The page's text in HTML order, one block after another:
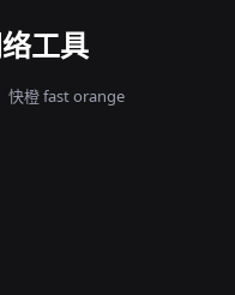
工具
快橙 fast orange